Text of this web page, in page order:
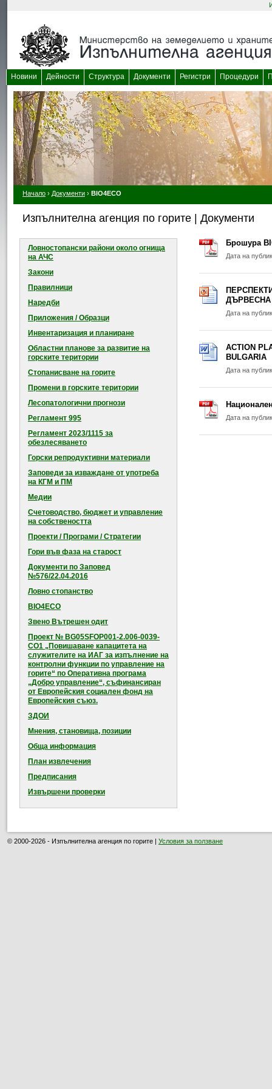
Новини Дейности Структура Документи Регистри Процедури
Начало › Документи › BIO4ECO
Изпълнителна агенция по горите | Документи
Ловностопански райони около огнищa
на АЧС
Закони
Правилници
Наредби
Приложения / Образци
Инвентаризация и планиране
Областни планове за развитие на
горските територии
Стопанисване на горите
Промени в горските територии
Лесопатологични прогнози
Регламент 995
Регламент 2023/1115 за
обезлесяването
Горски репродуктивни материали
Заповеди за изваждане от употреба
на КГМ и ПМ
Медии
Счетоводство, бюджет и управление
на собствеността
Проекти / Програми / Стратегии
Гори във фаза на старост
Документи по Заповед
№576/22.04.2016
Ловно стопанство
BIO4ECO
Звено Вътрешен одит
Проект № BG05SFOP001-2.006-0039-
CO1 „Повишаване капацитета на
служителите на ИАГ за изпълнение на
контролни функции по управление на
горите“ по Оперативна програма
„Добро управление“, съфинансиран
от Европейския социален фонд на
Европейския съюз.
ЗДОИ
Мнения, становища, позиции
Обща информация
План извлечения
Предписания
Извършени проверки
Брошура
Дата на
Дата на
ACTION
BULGARIA
Дата на
Дата на
© 2000-2026 - Изпълнителна агенция по горите | Условия за ползване